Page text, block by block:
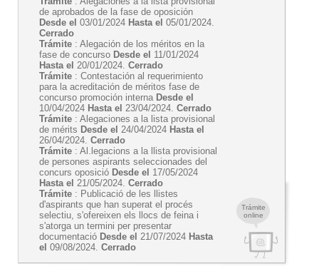
Trámite
online
de aprobados de la fase de oposición
Desde el 03/01/2024 Hasta el 05/01/2024.
Cerrado
Trámite : Alegación de los méritos en la
fase de concurso Desde el 11/01/2024
Hasta el 20/01/2024. Cerrado
Trámite : Contestación al requerimiento
para la acreditación de méritos fase de
concurso promoción interna Desde el
10/04/2024 Hasta el 23/04/2024. Cerrado
Trámite : Alegaciones a la lista provisional
de mérits Desde el 24/04/2024 Hasta el
26/04/2024. Cerrado
Trámite : Al.legacions a la llista provisional
de persones aspirants seleccionades del
concurs oposició Desde el 17/05/2024
Hasta el 21/05/2024. Cerrado
Trámite : Publicació de les llistes
d'aspirants que han superat el procés
selectiu, s'ofereixen els llocs de feina i
s'atorga un termini per presentar
documentació Desde el 21/07/2024 Hasta
el 09/08/2024. Cerrado